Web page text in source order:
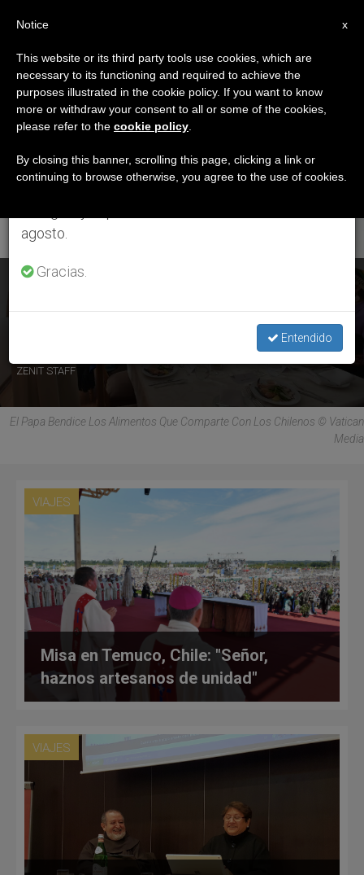
ETIQUETA
Posts Tagged
‘Mapuche’
ÚLTIMAS NOTICIAS
Araucanía, Chile: El Papa almuerza con 11 habitantes de la
ZENIT STAFF
El Papa Bendice Los Alimentos Que Comparte Con Los Chilenos © Vatican
Media
VIAJES
Misa en Temuco, Chile: "Señor,
haznos artesanos de unidad"
VIAJES
×
Aviso importante
Del 27 de julio al 7 de agosto haremos la pausa
anual, aprovechando que en el periodo de verano
se generan menos informaciones y también el
agosto.
Gracias.
Entendido
x
Notice
This website or its third party tools use cookies, which are
necessary to its functioning and required to achieve the
purposes illustrated in the cookie policy. If you want to know
more or withdraw your consent to all or some of the cookies,
please refer to the cookie policy
By closing this banner, scrolling this page, clicking a link or
continuing to browse otherwise, you agree to the use of cookies.